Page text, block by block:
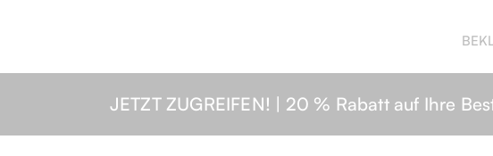
JETZT ZUGREIFEN! | 20 % Rabatt auf Ihre